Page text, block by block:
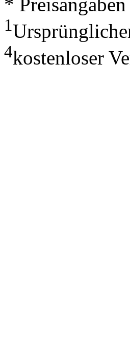
1
4kostenloser